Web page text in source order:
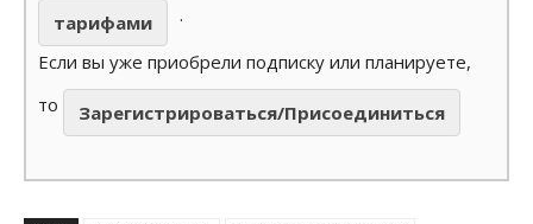
тарифами
.
Если вы уже приобрели подписку или планируете,
то
Зарегистрироваться/Присоединиться